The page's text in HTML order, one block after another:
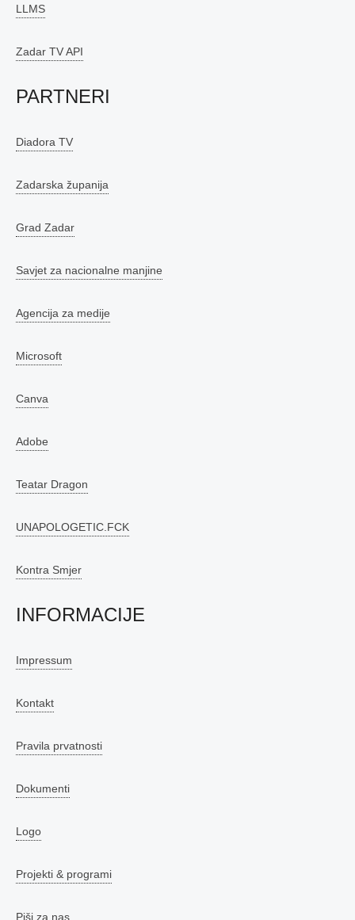
LLMS
Zadar TV API
PARTNERI
Diadora TV
Zadarska županija
Grad Zadar
Savjet za nacionalne manjine
Agencija za medije
Microsoft
Canva
Adobe
Teatar Dragon
UNAPOLOGETIC.FCK
Kontra Smjer
INFORMACIJE
Impressum
Kontakt
Pravila prvatnosti
Dokumenti
Logo
Projekti & programi
Piši za nas